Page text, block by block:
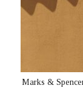
Marks & Spencer